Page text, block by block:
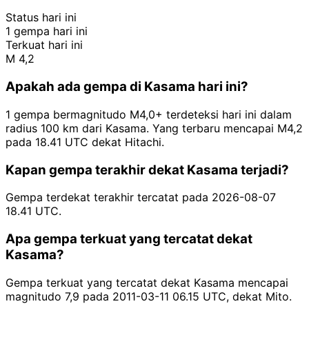
Status hari ini
1 gempa hari ini
Terkuat hari ini
M 4,2
Apakah ada gempa di Kasama hari ini?
1 gempa bermagnitudo M4,0+ terdeteksi hari ini dalam
radius 100 km dari Kasama. Yang terbaru mencapai M4,2
pada 18.41 UTC dekat Hitachi.
Kapan gempa terakhir dekat Kasama terjadi?
Gempa terdekat terakhir tercatat pada 2026-08-07
18.41 UTC.
Apa gempa terkuat yang tercatat dekat
Kasama?
Gempa terkuat yang tercatat dekat Kasama mencapai
magnitudo 7,9 pada 2011-03-11 06.15 UTC, dekat Mito.